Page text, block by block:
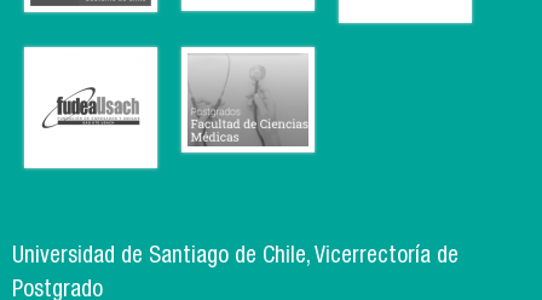
Universidad de Santiago de Chile, Vicerrectoría de
Postgrado